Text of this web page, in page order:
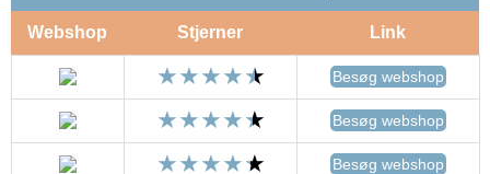
Webshop Stjerner Link
Besøg webshop
Besøg webshop
Besøg webshop